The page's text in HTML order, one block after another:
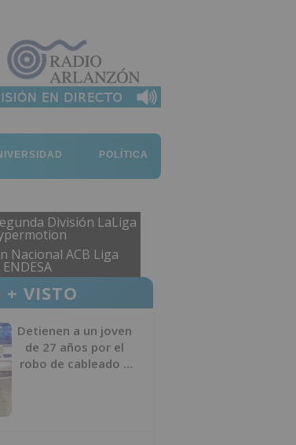
POLÍTICA
División LaLiga
Nacional ACB Liga
ENDESA
+ VISTO
Detienen a un joven
de 27 años por el
robo de cableado y